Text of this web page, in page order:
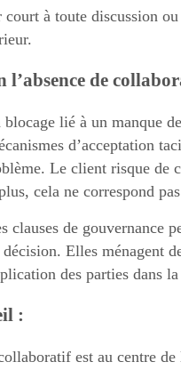
à toute discussion
l’absence de
lié à un manque
d’acceptation
Le client risque de
cela ne correspond
clauses de gouvernance
décision. Elles ménagent
des parties dans
:
est au centre